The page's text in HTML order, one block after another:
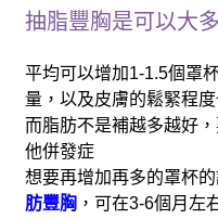
抽脂豐胸是可以大
平均可以增加1-1.5個罩
量，以及皮膚的鬆緊程
而脂肪不是補越多越好
他併發症
想要再增加再多的罩杯
肪豐胸 ，可在3-6個月左